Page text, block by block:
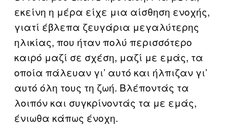
εκείνη η μέρα είχε μια αίσθηση ενοχής,
γιατί έβλεπα ζευγάρια μεγαλύτερης
ηλικίας, που ήταν πολύ περισσότερο
καιρό μαζί σε σχέση, μαζί με εμάς, τα
οποία πάλευαν γι’ αυτό και ήλπιζαν γι’
αυτό όλη τους τη ζωή. Βλέποντάς τα
λοιπόν και συγκρίνοντάς τα με εμάς,
ένιωθα κάπως ένοχη.